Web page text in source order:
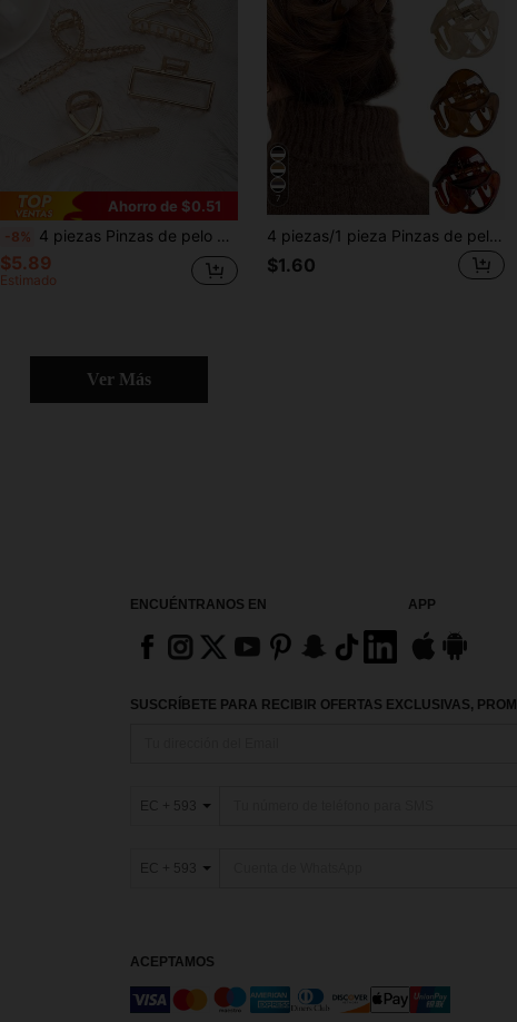
Ahorro de $0.51
-8% 4 piezas Pinzas de pelo de metal geométrico dorado, pinzas de mandíbula grande de aleación hueca vintage para mujeres, pinzas de pelo elegantes antideslizantes para uso diario casual & vacaciones
$5.89
Estimado
7
4 piezas/1 pieza Pinzas de pelo asimétricas de gelatina brillante para mujer, 5.5cm/2.17" Pinzas de plástico elegantes y minimalistas, Accesorios para el cabello para mujer
$1.60
Ver Más
ENCUÉNTRANOS EN APP
SUSCRÍBETE PARA RECIBIR OFERTAS EXCLUSIVAS,
EC + 593
EC + 593
ACEPTAMOS